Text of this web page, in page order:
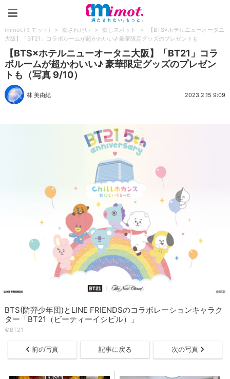
mimot.(ミモット) > 癒されたい > 癒しスポット >
【BTS×ホテルニューオータニ
大阪】「BT21」コラボルームが超かわいい♪ 豪華限定グッズのプレゼントも
【BTS×ホテルニューオータニ大阪】「BT21」コラ
ボルームが超かわいい♪ 豪華限定グッズのプレゼン
トも（写真 9/10）
林 美由紀 2023.2.15 9:09
BTS(防弾少年団)とLINE FRIENDSのコラボレーションキャラク
ター「BT21（ビーティーイシビル）」
©BT21
前の写真 記事に戻る 次の写真